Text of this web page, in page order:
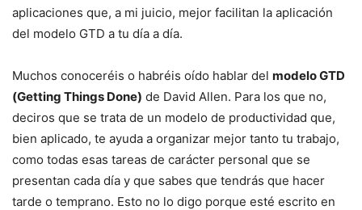
aplicaciones que, a mi juicio, mejor facilitan la aplicación
del modelo GTD a tu día a día.
Muchos conoceréis o habréis oído hablar del modelo GTD
(Getting Things Done) de David Allen. Para los que no,
deciros que se trata de un modelo de productividad que,
bien aplicado, te ayuda a organizar mejor tanto tu trabajo,
como todas esas tareas de carácter personal que se
presentan cada día y que sabes que tendrás que hacer
tarde o temprano. Esto no lo digo porque esté escrito en